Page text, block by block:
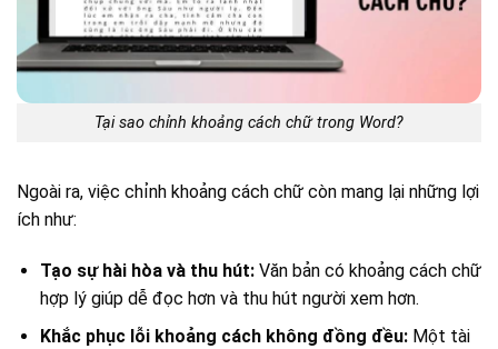
Tại sao chỉnh khoảng cách chữ trong Word?
Ngoài ra, việc chỉnh khoảng cách chữ còn mang lại những lợi
ích như:
Tạo sự hài hòa và thu hút:Văn bản có khoảng cách chữ
hợp lý giúp dễ đọc hơn và thu hút người xem hơn.
Khắc phục lỗi khoảng cách không đồng đều:Một tài